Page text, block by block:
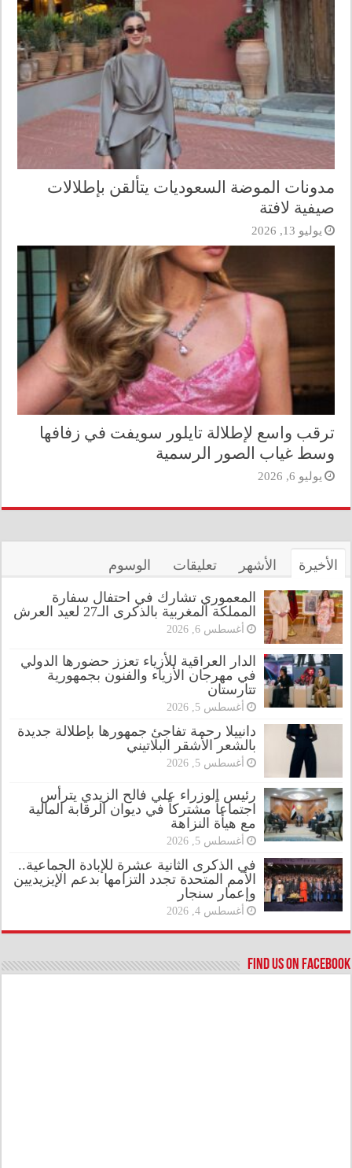
مدونات الموضة السعوديات يتألقن بإطلالات
صيفية لافتة
يوليو 13, 2026
ترقب واسع لإطلالة تايلور سويفت في زفافها
وسط غياب الصور الرسمية
يوليو 6, 2026
الأخيرة الأشهر تعليقات الوسوم
المعموري تشارك في احتفال سفارة
المملكة المغربية بالذكرى الـ27 لعيد العرش
أغسطس 6, 2026
الدار العراقية للأزياء تعزز حضورها الدولي
في مهرجان الأزياء والفنون بجمهورية
تتارستان
أغسطس 5, 2026
دانييلا رحمة تفاجئ جمهورها بإطلالة جديدة
بالشعر الأشقر البلاتيني
أغسطس 5, 2026
رئيس الوزراء علي فالح الزيدي يترأس
اجتماعاً مشتركاً في ديوان الرقابة المالية
مع هيأة النزاهة
أغسطس 5, 2026
في الذكرى الثانية عشرة للإبادة الجماعية..
الأمم المتحدة تجدد التزامها بدعم الإيزيديين
وإعمار سنجار
أغسطس 4, 2026
Find us on Facebook